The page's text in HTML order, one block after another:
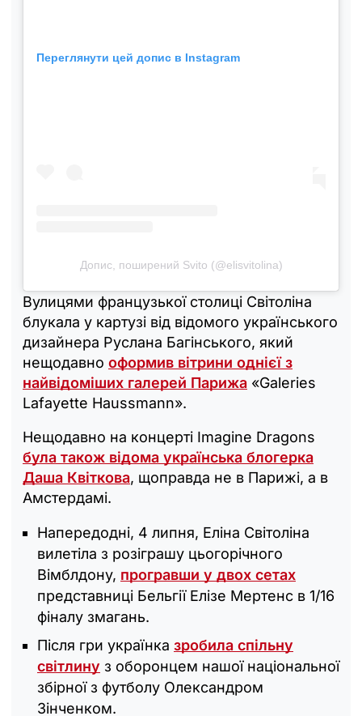
Переглянути цей допис в Instagram
Допис, поширений Svito (@elisvitolina)
Вулицями французької столиці Світоліна
блукала у картузі від відомого українського
дизайнера Руслана Багінського, який
нещодавно оформив вітрини однієї з
найвідоміших галерей Парижа «Galeries
Lafayette Haussmann».
Нещодавно на концерті Imagine Dragons
була також відома українська блогерка
Даша Квіткова, щоправда не в Парижі, а в
Амстердамі.
Напередодні, 4 липня, Еліна Світоліна
вилетіла з розіграшу цьогорічного
Вімблдону, програвши у двох сетах
представниці Бельгії Елізе Мертенс в 1/16
фіналу змагань.
Після гри українка зробила спільну
світлину з оборонцем нашої національної
збірної з футболу Олександром
Зінченком.